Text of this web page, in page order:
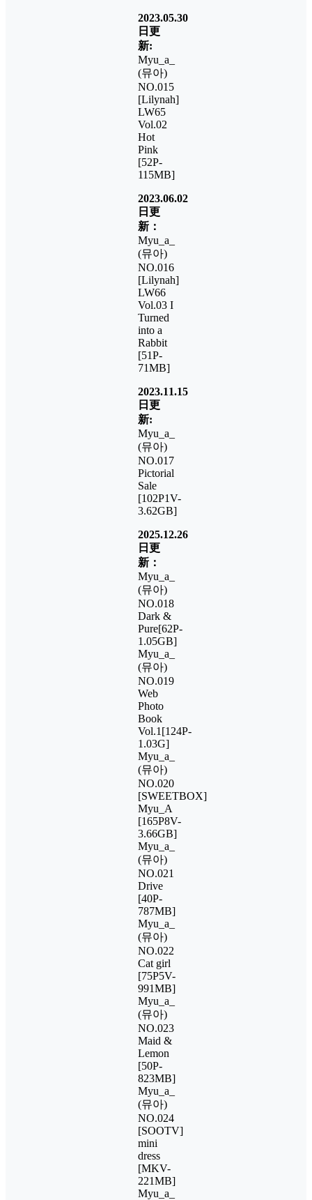
2023.05.30
日更
新:
Myu_a_
(뮤아)
NO.015
[Lilynah]
LW65
Vol.02
Hot
Pink
[52P-
115MB]
2023.06.02
日更
新：
Myu_a_
(뮤아)
NO.016
[Lilynah]
LW66
Vol.03 I
Turned
into a
Rabbit
[51P-
71MB]
2023.11.15
日更
新:
Myu_a_
(뮤아)
NO.017
Pictorial
Sale
[102P1V-
3.62GB]
2025.12.26
日更
新：
Myu_a_
(뮤아)
NO.018
Dark &
Pure[62P-
1.05GB]
Myu_a_
(뮤아)
NO.019
Web
Photo
Book
Vol.1[124P-
1.03G]
Myu_a_
(뮤아)
NO.020
[SWEETBOX]
Myu_A
[165P8V-
3.66GB]
Myu_a_
(뮤아)
NO.021
Drive
[40P-
787MB]
Myu_a_
(뮤아)
NO.022
Cat girl
[75P5V-
991MB]
Myu_a_
(뮤아)
NO.023
Maid &
Lemon
[50P-
823MB]
Myu_a_
(뮤아)
NO.024
[SOOTV]
mini
dress
[MKV-
221MB]
Myu_a_